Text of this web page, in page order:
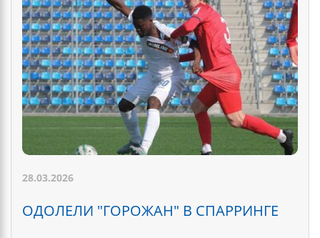
28.03.2026
ОДОЛЕЛИ "ГОРОЖАН" В СПАРРИНГЕ